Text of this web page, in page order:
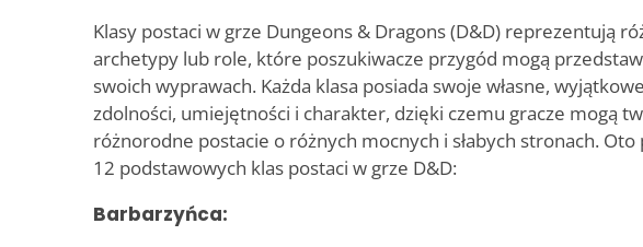
Klasy postaci w grze Dungeons & Dragons (D&D) reprezentują
archetypy lub role, które poszukiwacze przygód mogą
swoich wyprawach. Każda klasa posiada swoje własne, wyjątkowe
zdolności, umiejętności i charakter, dzięki czemu gracze mogą
różnorodne postacie o różnych mocnych i słabych stronach. Oto
12 podstawowych klas postaci w grze D&D:
Barbarzyńca: